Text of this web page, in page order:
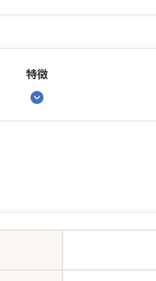
特徴